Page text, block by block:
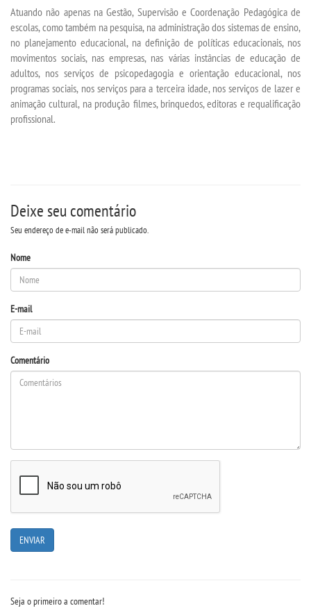
UNIESP NEWS
BLOG CONEXÃO UNIESP
LOGIN
IMPRENSA
TRABALHE CONOSCO
Atuando não apenas na Gestão, Supervisão e Coordenação Pedagógica de
escolas, como também na pesquisa, na administração dos sistemas de ensino,
no planejamento educacional, na definição de políticas educacionais, nos
movimentos sociais, nas empresas, nas várias instâncias de educação de
adultos, nos serviços de psicopedagogia e orientação educacional, nos
programas sociais, nos serviços para a terceira idade, nos serviços de lazer e
animação cultural, na produção filmes, brinquedos, editoras e requalificação
profissional.
Deixe seu comentário
Seu endereço de e-mail não será publicado.
Nome
E-mail
Comentário
Seja o primeiro a comentar!